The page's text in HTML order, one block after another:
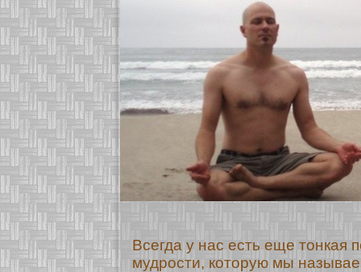
Всегда у нас есть еще тонкая
мудрости, которую мы